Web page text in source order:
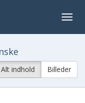
Alt indhold Billeder